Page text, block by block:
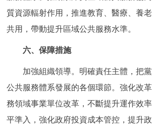
質資源輻射作用，推進教育、醫療、養
共用，帶動提升區域公共服務水準。
六、保障措施
加強組織領導。明確責任主體，把黨
公共服務體系發展的各個環節。強化改
務領域事業單位改革，不斷提升運作效
平準入，強化政府投資成本管控，提升